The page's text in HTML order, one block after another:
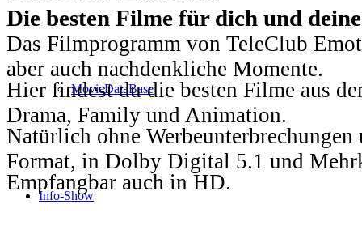
MovieDataBase
Info-Show
Die besten Filme für dich und
Das Filmprogramm von TeleClub
aber auch nachdenkliche Momente.
Hier findest du die besten Filme aus
Drama, Family und Animation.
Natürlich ohne
Format, in Dolby Digital 5.1 und
Empfangbar auch in HD.